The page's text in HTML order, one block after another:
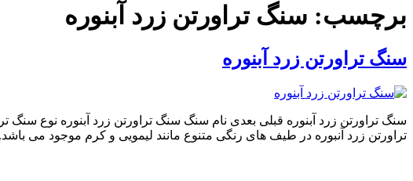
برچسب: سنگ تراورتن زرد آبنوره
سنگ تراورتن زرد آبنوره
تراورتن زرد آنبوره در طیف های رنگی متنوع مانند لیمویی و کرم موجود